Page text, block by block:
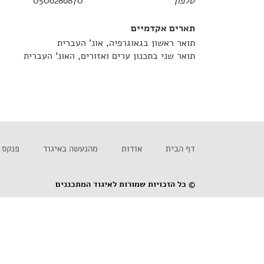
תארים אקדמיים
תואר ראשון בגאוגרפיה, אונ' העברית
תואר שני בתכנון ערים ואזורים, האונ' העברית
דף הבית אודות מהנעשה באיגוד
© כל הזכויות שמורות לאיגוד המתכננים